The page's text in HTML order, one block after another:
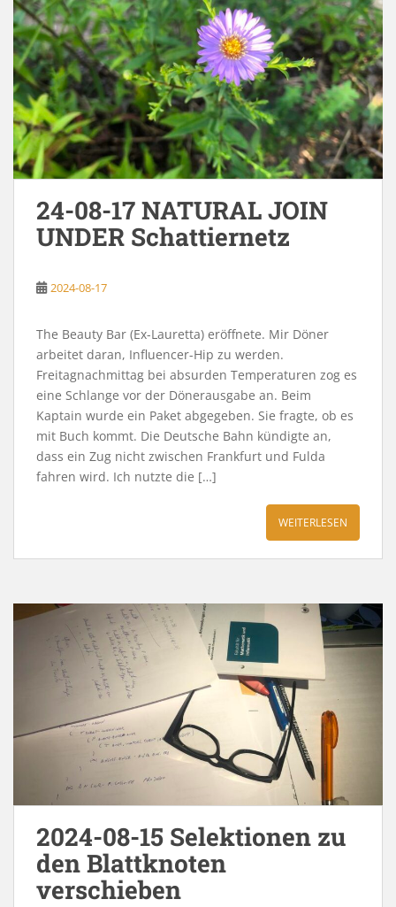
24-08-17 NATURAL JOIN
UNDER Schattiernetz
2024-08-17
The Beauty Bar (Ex-Lauretta) eröffnete. Mir Döner
arbeitet daran, Influencer-Hip zu werden.
Freitagnachmittag bei absurden Temperaturen zog es
eine Schlange vor der Dönerausgabe an. Beim
Kaptain wurde ein Paket abgegeben. Sie fragte, ob es
mit Buch kommt. Die Deutsche Bahn kündigte an,
dass ein Zug nicht zwischen Frankfurt und Fulda
fahren wird. Ich nutzte die […]
WEITERLESEN
2024-08-15 Selektionen zu
den Blattknoten
verschieben